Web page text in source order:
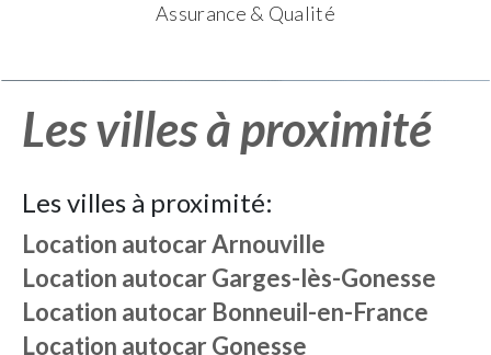
Assurance & Qualité
Les villes à proximité
Les villes à proximité:
Location autocarArnouville
Location autocarGarges-lès-Gonesse
Location autocar Bonneuil-en-France
Location autocarGonesse